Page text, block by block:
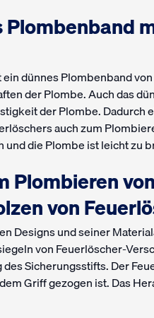
Plombenband
dünnes Plombenband
der Plombe. Auch das
der Plombe. Dadurch
auch zum
und die Plombe ist leicht zu
Plombieren
von
Designs und seiner
von Feuerlöscher-
Sicherungsstifts. Der
Griff gezogen ist. Das